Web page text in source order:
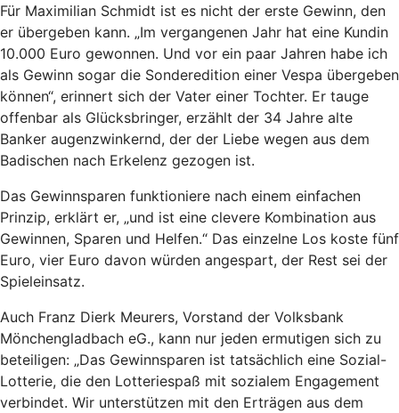
Für Maximilian Schmidt ist es nicht der erste Gewinn, den
er übergeben kann. „Im vergangenen Jahr hat eine Kundin
10.000 Euro gewonnen. Und vor ein paar Jahren habe ich
als Gewinn sogar die Sonderedition einer Vespa übergeben
können“, erinnert sich der Vater einer Tochter. Er tauge
offenbar als Glücksbringer, erzählt der 34 Jahre alte
Banker augenzwinkernd, der der Liebe wegen aus dem
Badischen nach Erkelenz gezogen ist.
Das Gewinnsparen funktioniere nach einem einfachen
Prinzip, erklärt er, „und ist eine clevere Kombination aus
Gewinnen, Sparen und Helfen.“ Das einzelne Los koste fünf
Euro, vier Euro davon würden angespart, der Rest sei der
Spieleinsatz.
Auch Franz Dierk Meurers, Vorstand der Volksbank
Mönchengladbach eG., kann nur jeden ermutigen sich zu
beteiligen: „Das Gewinnsparen ist tatsächlich eine Sozial-
Lotterie, die den Lotteriespaß mit sozialem Engagement
verbindet. Wir unterstützen mit den Erträgen aus dem